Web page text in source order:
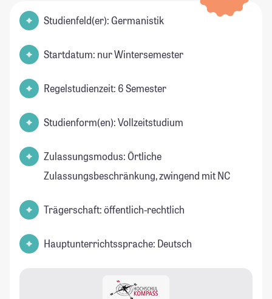
Studienfeld(er): Germanistik
Startdatum: nur Wintersemester
Regelstudienzeit: 6 Semester
Studienform(en): Vollzeitstudium
Zulassungsmodus: Örtliche
Zulassungsbeschränkung, zwingend mit NC
Trägerschaft: öffentlich-rechtlich
Hauptunterrichtssprache: Deutsch